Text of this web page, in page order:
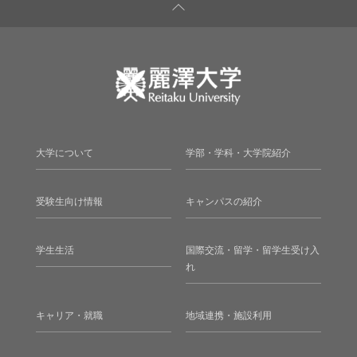
大学について 学部・学科・大学院紹介
受験生向け情報 キャンパスの紹介
学生生活
国際交流・留学・留学生受け入
れ
キャリア・就職 地域連携・施設利用